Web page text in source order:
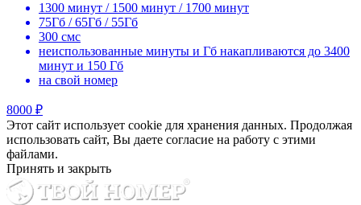
1300 минут / 1500 минут / 1700 минут
75Гб / 65Гб / 55Гб
300 смс
неиспользованные минуты и Гб накапливаются до 3400
минут и 150 Гб
на свой номер
8000 ₽
Этот сайт использует cookie для хранения данных. Продолжая
использовать сайт, Вы даете согласие на работу с этими
файлами.
Принять и закрыть